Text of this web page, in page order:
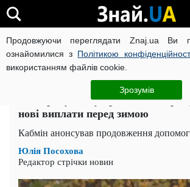
Продовжуючи переглядати Znaj.ua Ви
ознайомилися з Політикою
використанням файлів cookie.
Зрозумів
ВІЙНА РОСІЇ ПРОТИ УКРАЇНИ
На картку знову прийде 6500 грн:
нові виплати перед зимою
Кабмін анонсував продовження
Юлія Посохова
Редактор стрічки новин